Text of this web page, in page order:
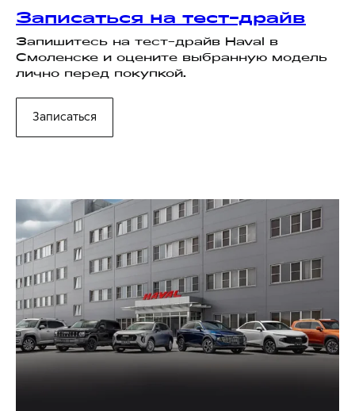
Записаться на тест-драйв
Запишитесь на тест-драйв Haval в
Смоленске и оцените выбранную модель
лично перед покупкой.
Записаться